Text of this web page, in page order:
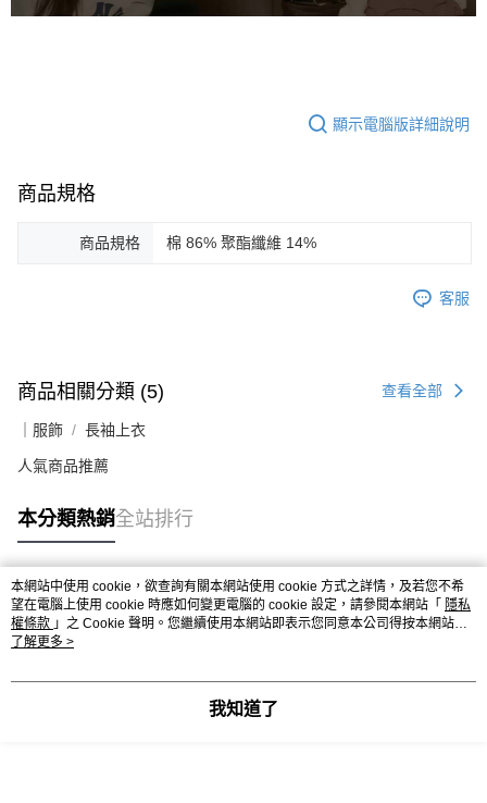
顯示電腦版詳細說明
商品規格
商品規格 棉 86% 聚酯纖維 14%
客服
商品相關分類 (5) 查看全部
｜服飾 長袖上衣
人氣商品推薦
本分類熱銷全站排行
熱門標籤
本網站中使用 cookie，欲查詢有關本網站使用 cookie 方式之詳情，及若您不希
望在電腦上使用 cookie 時應如何變更電腦的 cookie 設定，請參閱本網站「 隱私
權條款 」之 Cookie 聲明。您繼續使用本網站即表示您同意本公司得按本網站使
用條款之 Cookie 聲明使用 cookie。
了解更多 >
我知道了